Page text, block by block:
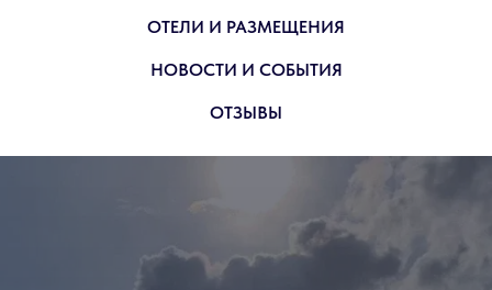
ОТЕЛИ И РАЗМЕЩЕНИЯ
НОВОСТИ И СОБЫТИЯ
ОТЗЫВЫ